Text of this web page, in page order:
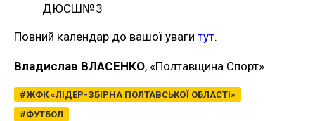
ДЮСШ№ 3
Повний календар до вашої уваги тут.
Владислав ВЛАСЕНКО, «Полтавщина Спорт»
ЖФК «ЛІДЕР-ЗБІРНА ПОЛТАВСЬКОЇ ОБЛАСТІ»
ФУТБОЛ